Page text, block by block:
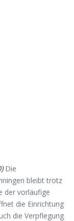
Die
bleibt trotz
der vorläufige
die Einrichtung
die Verpflegung